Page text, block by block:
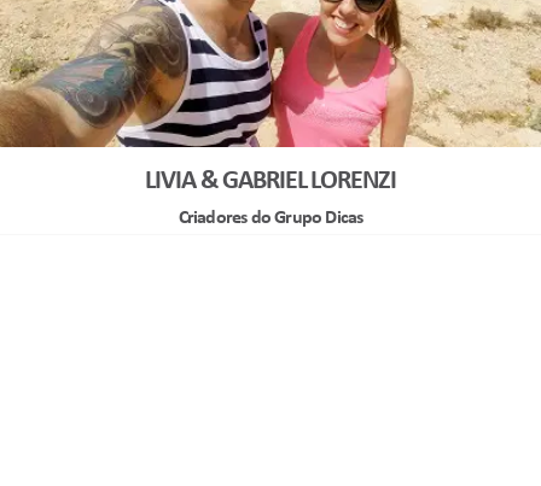
LIVIA & GABRIEL LORENZI
Criadores do Grupo Dicas